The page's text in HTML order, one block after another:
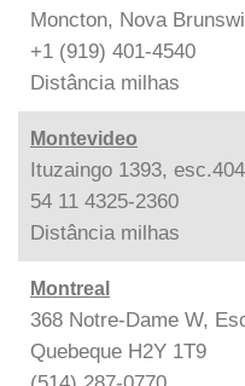
Moncton, Nova
+1 (919) 401-4540
Distância milhas
Montevideo
Ituzaingo 1393,
54 11 4325-2360
Distância milhas
Montreal
368 Notre-Dame W,
Quebeque H2Y 1T9